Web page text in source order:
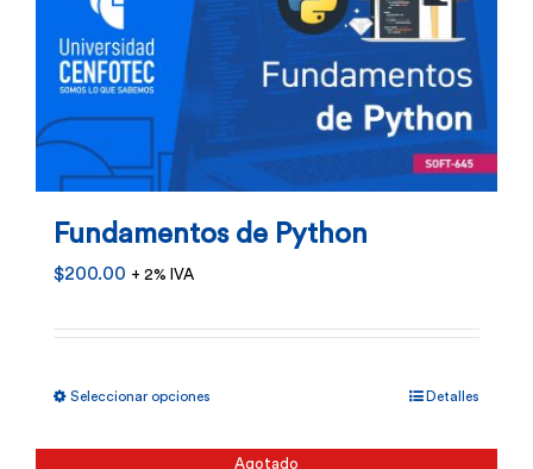
Fundamentos de Python
$200.00 + 2% IVA
Seleccionar opciones
tiene
Detalles
Agotado